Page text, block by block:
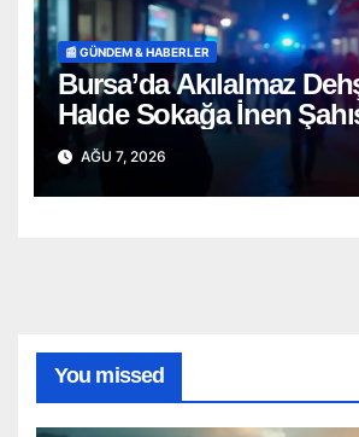
📰 GÜNDEM & HABERLER
Bursa’da Akılalmaz
Halde Sokağa İnen
Estirdi!
AĞU 7, 2026
You missed